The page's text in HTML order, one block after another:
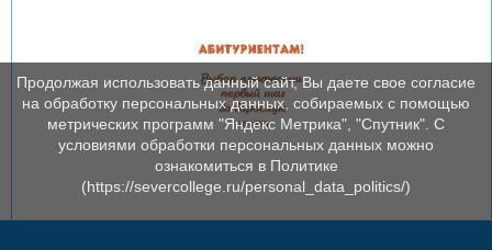
Продолжая использовать данный сайт, Вы даете свое согласие
на обработку персональных данных, собираемых с помощью
метрических программ "Яндекс Метрика", "Спутник". С
условиями обработки персональных данных можно
ознакомиться в Политике
(https://severcollege.ru/personal_data_politics/)